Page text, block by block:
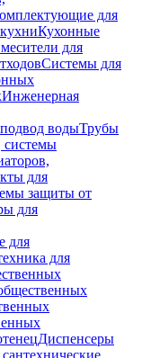
для
Кухонные
для
Системы для
Инженерная
водыТрубы
системы
для
защиты от
для
для
для
Диспенсеры